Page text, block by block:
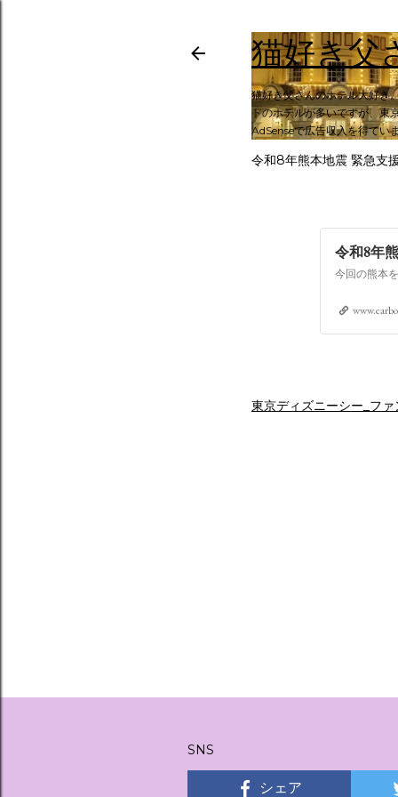
猫好き父
猫好き父さんのホテル大好き
トのホテルが多いですが、東
AdSenseで広告収入を得てい
令和8年熊本地震 緊急支
令和8年
東京ディズニーシー_フ
SNS
シェア